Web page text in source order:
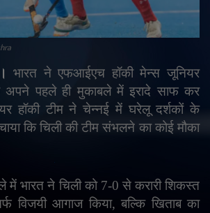
भारत ने एफआईएच हॉकी मेन्स जूनियर
पहले ही मुकाबले में इरादे साफ कर
हॉकी टीम ने चेन्नई में घरेलू दर्शकों के
कि चिली की टीम संभलने का कोई मौका
में भारत ने चिली को 7-0 से करारी शिकस्त
विजयी आगाज किया, बल्कि खिताब का